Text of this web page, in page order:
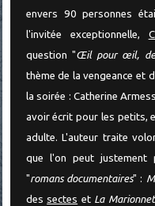
envers 90 personnes
l'invitée exceptionnelle,
question "Œil pour œil,
thème de la vengeance et
la soirée : Catherine
avoir écrit pour les petits,
adulte. L'auteur traite
que l'on peut justement
"romans documentaires" :
dessectes et La